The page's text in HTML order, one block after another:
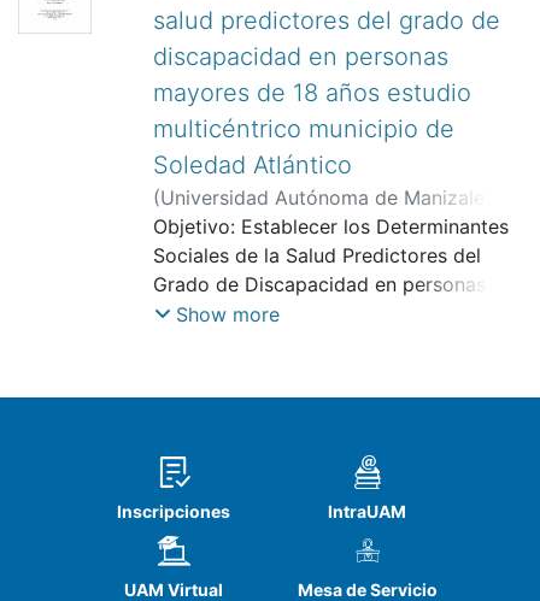
salud predictores del grado de
discapacidad en personas
mayores de 18 años estudio
multicéntrico municipio de
Soledad Atlántico
(Universidad Autónoma de Manizales
2018)Albor Albor, Gizzelle Lorena;
González Chávez, Gloria Esther;
Noriega Hernández, Astrid Dolores;
Vidarte Claros, José Armando
Objetivo: Establecer los Determinantes
Sociales de la Salud Predictores del
Grado de Discapacidad en personas
mayores de 18 años del municipio de
se utiliza el modelo de Regresión
análisis 216 personas registradas en la
base de datos del DANE; la información
se procesó en SPSS 24: determinantes
estructurales, género, edad, nivel
educativo, raza, zona de residencia,
Show more
Inscripciones IntraUAM
UAM Virtual Mesa de Servicio